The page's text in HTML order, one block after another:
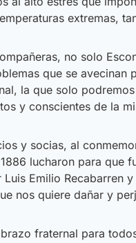
extremas,
no solo
que se avecinan
la que solo
y conscientes de la
y socias, al
lucharon para que
Emilio Recabarren
nos quiere dañar y
fraternal para